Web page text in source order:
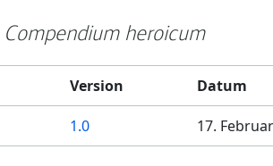
Compendium heroicum
Version Datum
1.0 17.